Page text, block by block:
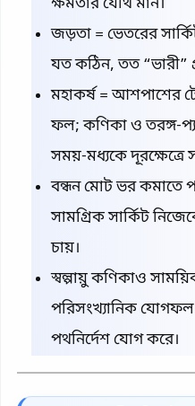
জড়তা = ভেতরের
যত কঠিন, তত “ভারী”
মহাকর্ষ = আশপাশের
ফল; কণিকা ও তরঙ্গ-
সময়-মধ্যকে দূরক্ষেত্রে
বন্ধন মোট ভর কমাতে
সামগ্রিক সার্কিট
চায়।
স্বল্পায়ু কণিকাও
পরিসংখ্যানিক যোগফল
পথনির্দেশ যোগ করে।